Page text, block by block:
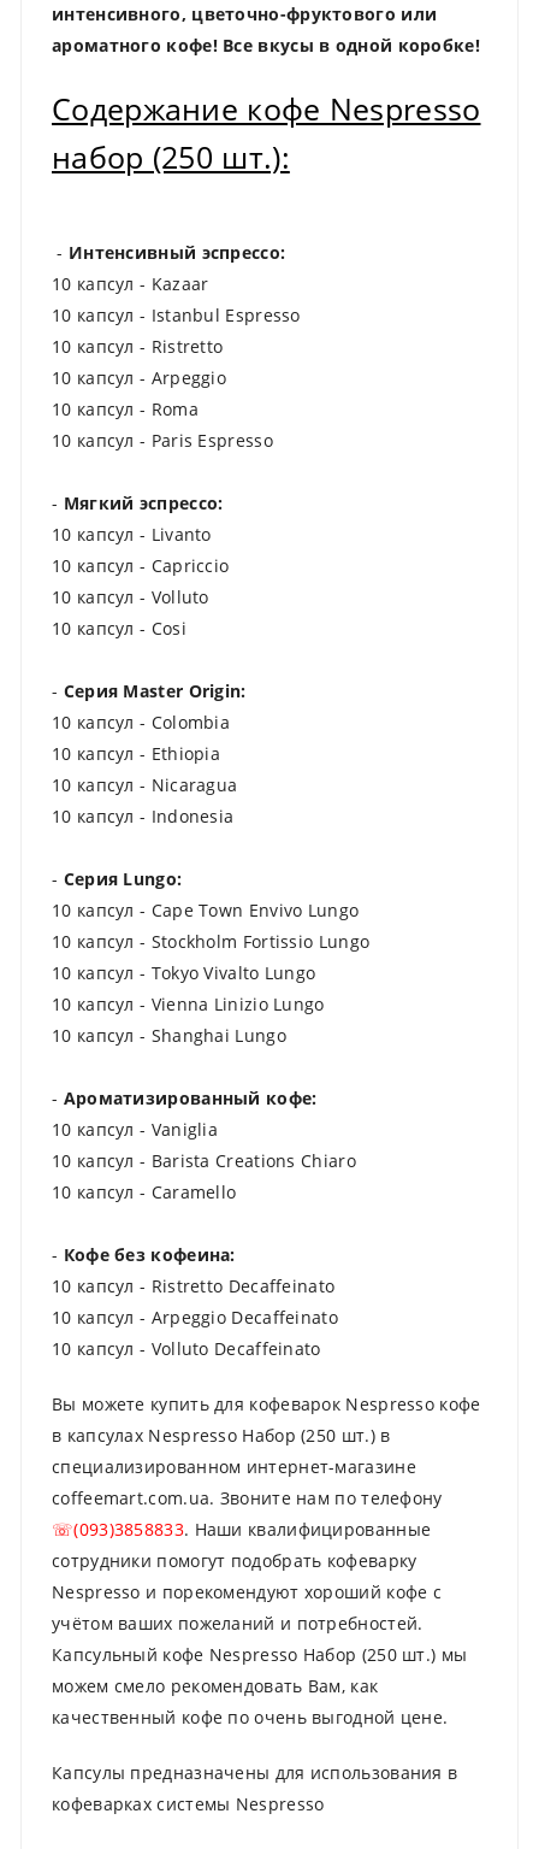
интенсивного, цветочно-фруктового или
ароматного кофе! Все вкусы в одной коробке!
Содержание кофе Nespresso
набор (250 шт.):
- Интенсивный эспрессо:
10 капсул - Kazaar
10 капсул - Istanbul Espresso
10 капсул - Ristretto
10 капсул - Arpeggio
10 капсул - Roma
10 капсул - Paris Espresso
- Мягкий эспрессо:
10 капсул - Livanto
10 капсул - Capriccio
10 капсул - Volluto
10 капсул - Cosi
- Серия Master Origin:
10 капсул - Colombia
10 капсул - Ethiopia
10 капсул - Nicaragua
10 капсул - Indonesia
- Серия Lungo:
10 капсул - Cape Town Envivo Lungo
10 капсул - Stockholm Fortissio Lungo
10 капсул - Tokyo Vivalto Lungo
10 капсул - Vienna Linizio Lungo
10 капсул - Shanghai Lungo
- Ароматизированный кофе:
10 капсул - Vaniglia
10 капсул - Barista Creations Chiaro
10 капсул - Caramello
- Кофе без кофеина:
10 капсул - Ristretto Decaffeinato
10 капсул - Arpeggio Decaffeinato
10 капсул - Volluto Decaffeinato
Вы можете купить для кофеварок Nespresso кофе
в капсулах Nespresso Набор (250 шт.) в
специализированном интернет-магазине
coffeemart.com.ua. Звоните нам по телефону
☏(093)3858833. Наши квалифицированные
сотрудники помогут подобрать кофеварку
Nespresso и порекомендуют хороший кофе с
учётом ваших пожеланий и потребностей.
Капсульный кофе Nespresso Набор (250 шт.) мы
можем смело рекомендовать Вам, как
качественный кофе по очень выгодной цене.
Капсулы предназначены для использования в
кофеварках системы Nespresso